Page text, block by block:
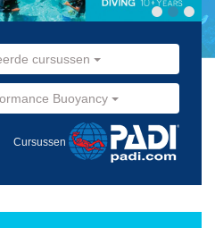
cursussen
Buoyancy
Cursussen